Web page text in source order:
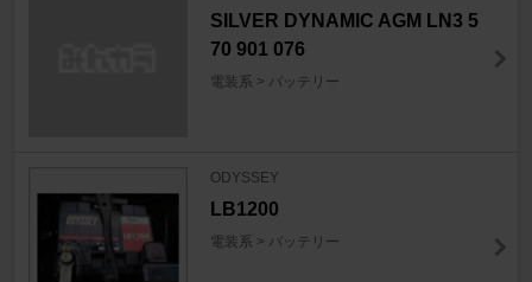
SILVER DYNAMIC AGM LN3 5
70 901 076
電装系 > バッテリー
ODYSSEY
LB1200
電装系 > バッテリー